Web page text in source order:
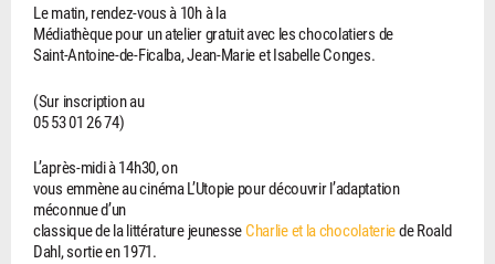
Le matin, rendez-vous à 10h à la
Médiathèque pour un atelier gratuit avec les chocolatiers de
Saint-Antoine-de-Ficalba, Jean-Marie et Isabelle Conges.
(Sur inscription au
05 53 01 26 74)
L’après-midi à 14h30, on
vous emmène au cinéma L’Utopie pour découvrir l’adaptation
méconnue d’un
classique de la littérature jeunesse Charlie et la chocolateriede Roald
Dahl, sortie en 1971.